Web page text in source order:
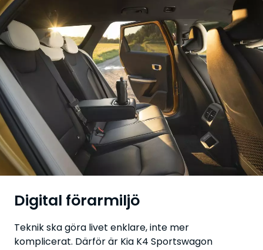
Digital förarmiljö
Teknik ska göra livet enklare, inte mer
komplicerat. Därför är Kia K4 Sportswagon